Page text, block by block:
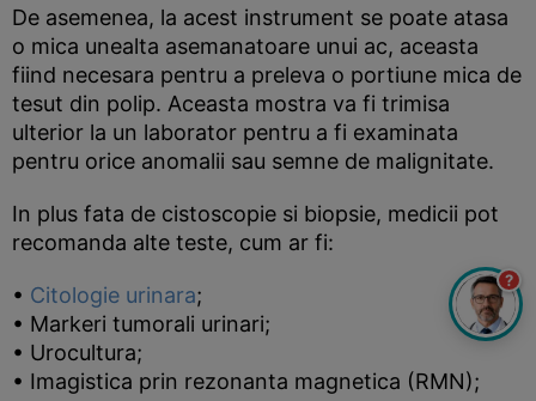
De asemenea, la acest instrument se poate atasa
o mica unealta asemanatoare unui ac, aceasta
fiind necesara pentru a preleva o portiune mica de
tesut din polip. Aceasta mostra va fi trimisa
ulterior la un laborator pentru a fi examinata
pentru orice anomalii sau semne de malignitate.
In plus fata de cistoscopie si biopsie, medicii pot
recomanda alte teste, cum ar fi:
• Citologie urinara;
• Markeri tumorali urinari;
• Urocultura;
• Imagistica prin rezonanta magnetica (RMN);
?